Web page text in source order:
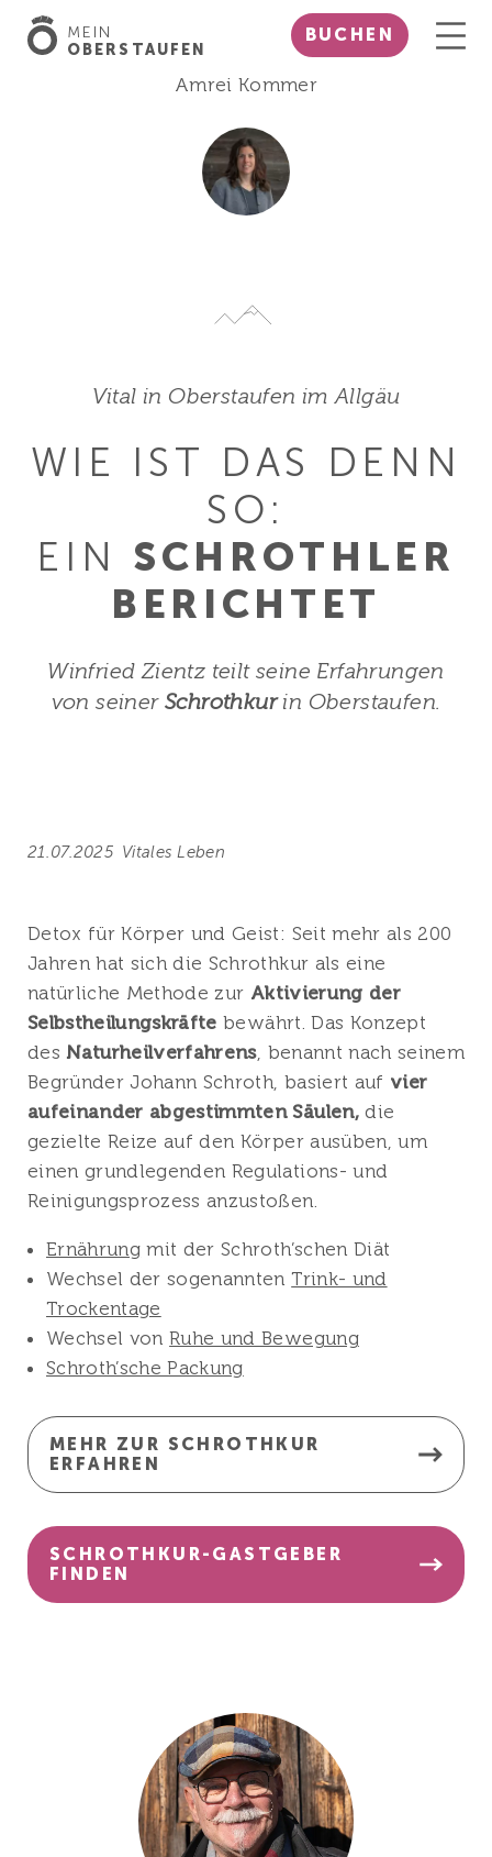
MEIN
OBERSTAUFEN
BUCHEN
Amrei Kommer
Vital in Oberstaufen im Allgäu
WIE IST DAS DENN
SO:
EIN SCHROTHLER
BERICHTET
Winfried Zientz teilt seine Erfahrungen
von seiner Schrothkurin Oberstaufen.
21.07.2025 Vitales Leben
Detox für Körper und Geist: Seit mehr als 200
Jahren hat sich die Schrothkur als eine
natürliche Methode zur Aktivierung der
Selbstheilungskräfte bewährt. Das Konzept
des Naturheilverfahrens, benannt nach seinem
Begründer Johann Schroth, basiert auf vier
aufeinander abgestimmten Säulen,die
gezielte Reize auf den Körper ausüben, um
einen grundlegenden Regulations- und
Reinigungsprozess anzustoßen.
Ernährung mit der Schroth’schen Diät
Wechsel der sogenanntenTrink- und
Trockentage
Wechsel vonRuhe und Bewegung
Schroth’sche Packung
MEHR ZUR SCHROTHKUR
ERFAHREN
SCHROTHKUR-GASTGEBER
FINDEN